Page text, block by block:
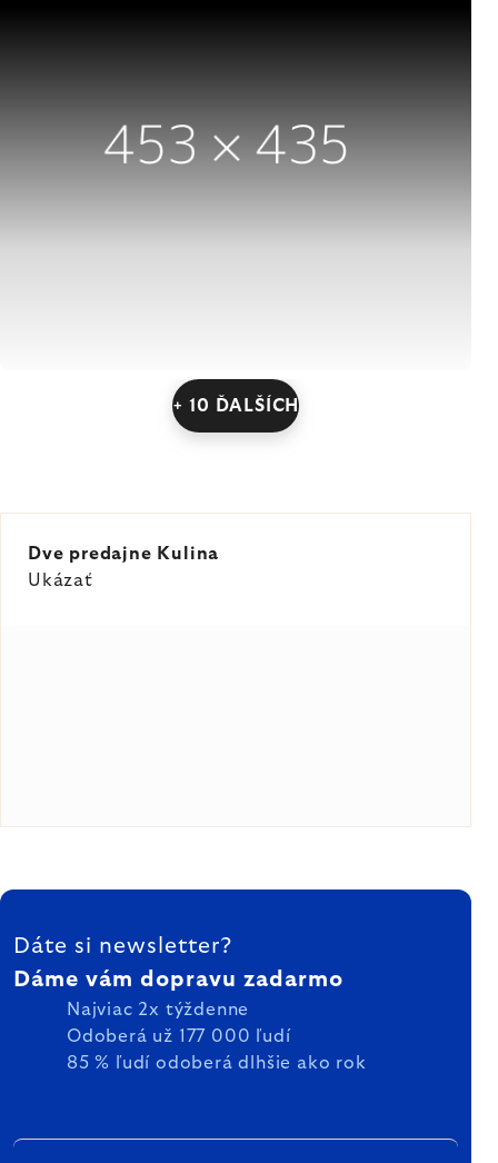
+ 10 ĎALŠÍCH
Dve predajne Kulina
Ukázať
ZÁPÄTIE
Dáte si newsletter?
Dáme vám dopravu zadarmo
Najviac 2x týždenne
Odoberá už 177 000 ľudí
85 % ľudí odoberá dlhšie ako rok